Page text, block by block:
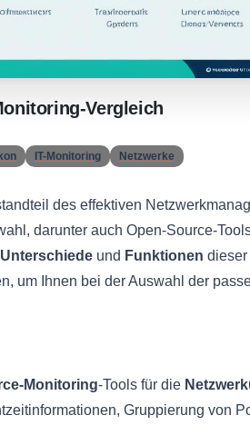
Vergleich
IT-Monitoring Netzwerke
des effektiven
darunter auch Open-Source-
Unterschiede und Funktionen
um Ihnen bei der Auswahl der
Monitoring-Tools für die
Gruppierung von